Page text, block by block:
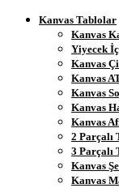
Kanvas Tablolar
Kanvas
Yiyecek
Kanvas
Kanvas
Kanvas
Kanvas
Kanvas
2 Parçalı
3 Parçalı
Kanvas
Kanvas